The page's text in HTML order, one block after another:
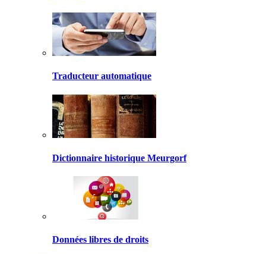
Traducteur automatique
Dictionnaire historique Meurgorf
Données libres de droits